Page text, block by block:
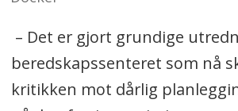
– Det er gjort grundige
beredskapssenteret som nå
kritikken mot dårlig